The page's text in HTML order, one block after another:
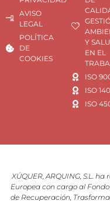
AVISO
LEGAL
POLÍTICA
DE
COOKIES
Y
EN EL
ISO
ISO
ISO
XÚQUER, ARQUING, S.L.
Europea con cargo al
de Recuperación,